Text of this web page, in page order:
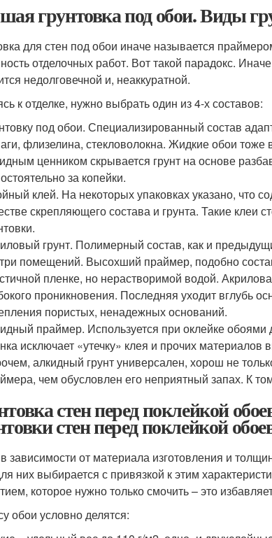
грунтовка под обои. Виды
для стен под обои иначе называется
отделочных работ. Вот такой парадокс.
недолговечной и, неаккуратной.
к отделке, нужно выбрать один из 4-х составов:
под обои. Специализированный состав
флизелина, стекловолокна. Жидкие обои
ценником скрывается грунт на основе
за копейки.
клей. На некоторых упаковках указано, что
скрепляющего состава и грунта. Такие клеи
грунт. Полимерный состав, как и
помещений. Высохший праймер, подобно
пленке, но нерастворимой водой.
проникновения. Последняя уходит вглубь
пористых, ненадежных оснований.
праймер. Используется при оклейке
исключает «утечку» клея и прочих
алкидный грунт универсален, хорош не
чем обусловлен его неприятный запах. К
стен перед поклейкой
стен перед поклейкой
зависимости от материала изготовления и
них выбирается с привязкой к этим
которое нужно только смочить – это
обои условно делятся: